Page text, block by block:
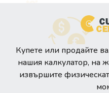
Купете или продайте
нашия калкулатор, на
извършите